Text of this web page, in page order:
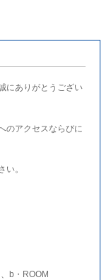
にありがとうござい
のアクセスならびに
い。
b・ROOM